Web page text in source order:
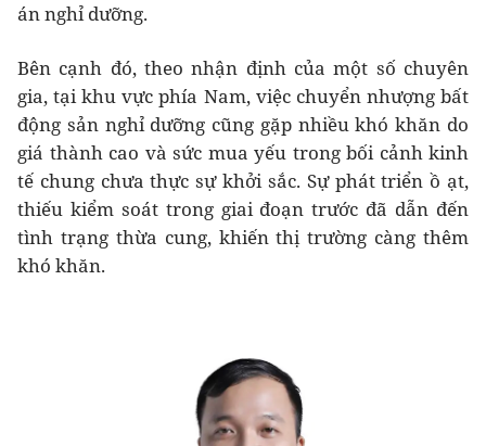
án nghỉ dưỡng.
Bên cạnh đó, theo nhận định của một số chuyên
gia, tại khu vực phía Nam, việc chuyển nhượng bất
động sản nghỉ dưỡng cũng gặp nhiều khó khăn do
giá thành cao và sức mua yếu trong bối cảnh kinh
tế chung chưa thực sự khởi sắc. Sự phát triển ồ ạt,
thiếu kiểm soát trong giai đoạn trước đã dẫn đến
tình trạng thừa cung, khiến thị trường càng thêm
khó khăn.